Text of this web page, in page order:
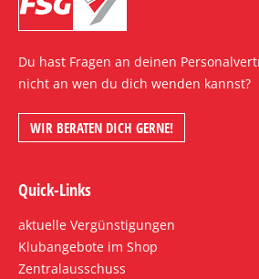
Du hast Fragen an deinen
nicht an wen du dich wenden kannst?
WIR BERATEN DICH GERNE!
Quick-Links
aktuelle Vergünstigungen
Klubangebote im Shop
Zentralausschuss